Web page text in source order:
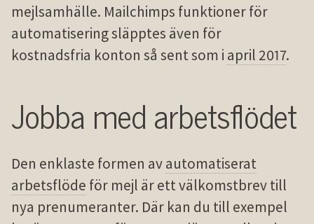
mejlsamhälle. Mailchimps funktioner för
automatisering släpptes även för
kostnadsfria konton så sent som i april 2017.
Jobba med arbetsflödet
Den enklaste formen avautomatiserat
arbetsflöde för mejl är ett välkomstbrev till
nya prenumeranter. Där kan du till exempel